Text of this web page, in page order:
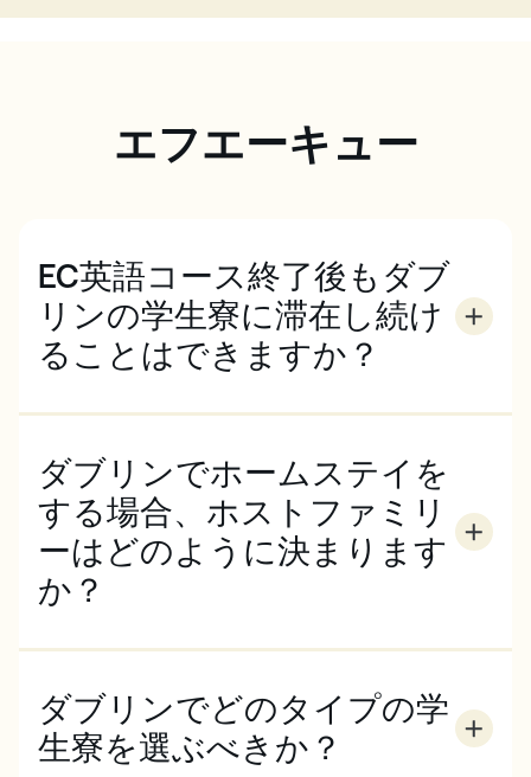
エフエーキュー
EC英語コース終了後もダブ
リンの学生寮に滞在し続け
ることはできますか？
は通常、土曜日から土曜日まで予約されています。
ダブリンでホームステイを
する場合、ホストファミリ
ーはどのように決まります
か？
約の際に、ご希望をすべてお伝えください。
ダブリンでどのタイプの学
生寮を選ぶべきか？